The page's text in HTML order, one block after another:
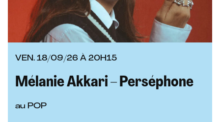
VEN. 18/09/26 À 20H15
Mélanie Akkari – Perséphone
au POP